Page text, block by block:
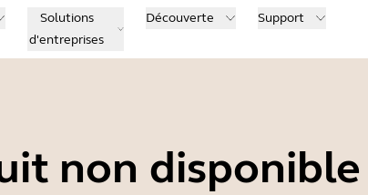
Solutions
d'entreprises
Découverte Support
non disponible